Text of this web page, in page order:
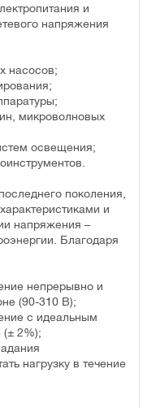
и
напряжения
насосов;
микроволновых
освещения;
поколения,
и
напряжения –
Благодаря
непрерывно и
(90-310 В);
с идеальным
2%);
нагрузку в течение